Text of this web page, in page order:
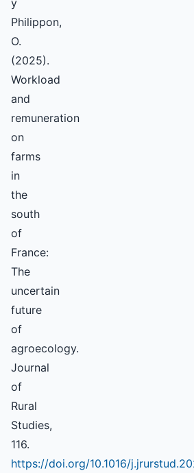
y
Philippon,
O.
(2025).
Workload
and
remuneration
on
farms
in
the
south
of
France:
The
uncertain
future
of
agroecology.
Journal
of
Rural
Studies,
116.
https://doi.org/10.1016/